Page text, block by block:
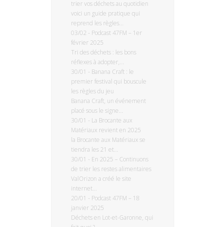
trier vos déchets au quotidien
voici un guide pratique qui
reprend les règles...
03/02 - Podcast 47FM – 1er
février 2025
Tri des déchets : les bons
réflexes à adopter,...
30/01 - Banana Craft : le
premier festival qui bouscule
les règles du jeu
Banana Craft, un événement
placé sous le signe...
30/01 - La Brocante aux
Matériaux revient en 2025
la Brocante aux Matériaux se
tiendra les 21 et...
30/01 - En 2025 – Continuons
de trier les restes alimentaires
ValOrizon a créé le site
internet...
20/01 - Podcast 47FM – 18
janvier 2025
Déchets en Lot-et-Garonne, qui